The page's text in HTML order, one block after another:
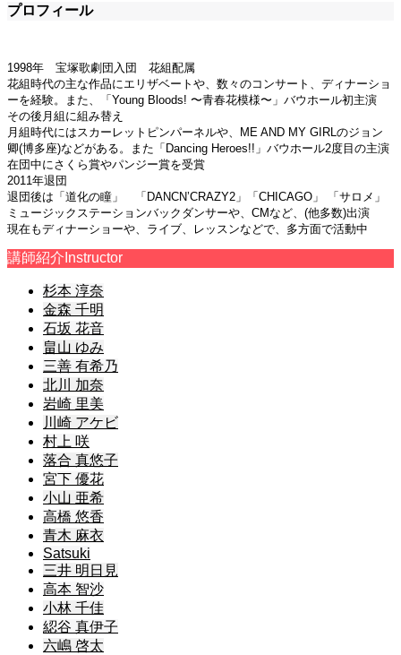
プロフィール
1998年 宝塚歌劇団入団 花組配属
花組時代の主な作品にエリザベートや、数々のコンサート、ディナーショ
ーを経験。また、「Young Bloods! 〜青春花模様〜」バウホール初主演
その後月組に組み替え
月組時代にはスカーレットピンパーネルや、ME AND MY GIRLのジョン
卿(博多座)などがある。また「Dancing Heroes!!」バウホール2度目の主演
在団中にさくら賞やパンジー賞を受賞
2011年退団
退団後は「道化の瞳」 「DANCN’CRAZY2」「CHICAGO」 「サロメ」
ミュージックステーションバックダンサーや、CMなど、(他多数)出演
現在もディナーショーや、ライブ、レッスンなどで、多方面で活動中
講師紹介 Instructor
杉本 淳奈
金森 千明
石坂 花音
畠山 ゆみ
三善 有希乃
北川 加奈
岩崎 里美
川崎 アケビ
村上 咲
落合 真悠子
宮下 優花
小山 亜希
高橋 悠香
青木 麻衣
Satsuki
三井 明日見
高本 智沙
小林 千佳
綛谷 真伊子
六嶋 啓太